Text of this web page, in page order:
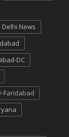
Delhi News
DC
Faridabad